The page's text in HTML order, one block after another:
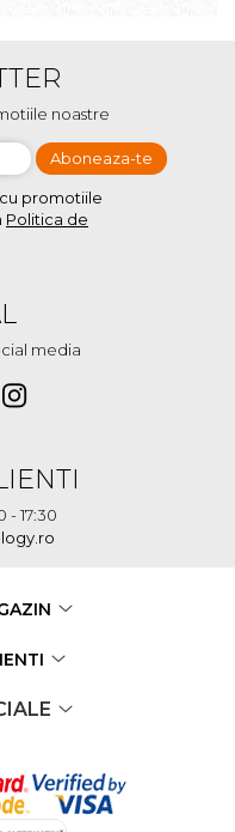
noastre
promotiile
Politica de
media
- 17:30